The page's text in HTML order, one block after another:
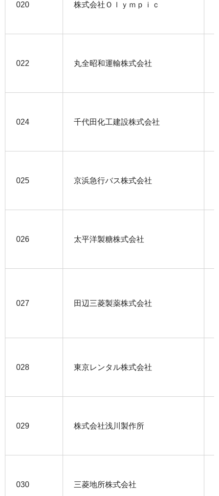
020 株式会社Ｏｌｙｍｐｉｃ
022 丸全昭和運輸株式会社
024 千代田化工建設株式会社
025 京浜急行バス株式会社
026 太平洋製糖株式会社
027 田辺三菱製薬株式会社
028 東京レンタル株式会社
029 株式会社浅川製作所
030 三菱地所株式会社